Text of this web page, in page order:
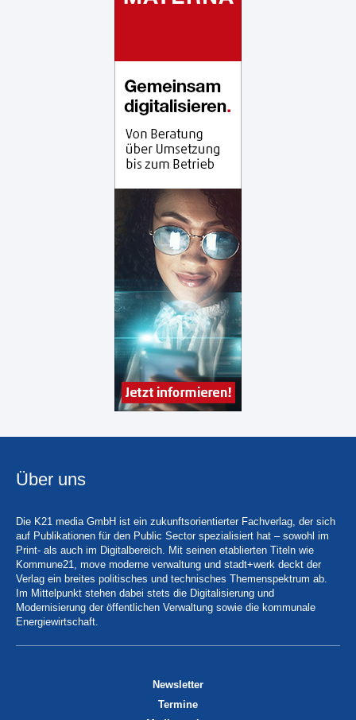
Über uns
Die K21 media GmbH ist ein zukunftsorientierter Fachverlag, der sich
auf Publikationen für den Public Sector spezialisiert hat – sowohl im
Print- als auch im Digitalbereich. Mit seinen etablierten Titeln wie
Kommune21, move moderne verwaltung und stadt+werk deckt der
Verlag ein breites politisches und technisches Themenspektrum ab.
Im Mittelpunkt stehen dabei stets die Digitalisierung und
Modernisierung der öffentlichen Verwaltung sowie die kommunale
Energiewirtschaft.
Newsletter
Termine